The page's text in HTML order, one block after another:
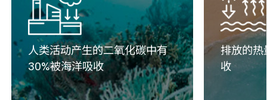
人类活动产生的二氧化碳中有
30%被海洋吸收
排放的
收